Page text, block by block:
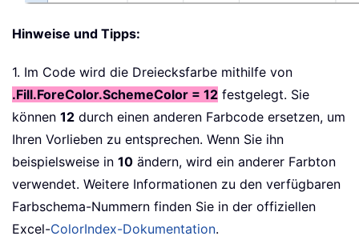
Hinweise und Tipps:
1. Im Code wird die Dreiecksfarbe mithilfe von
.Fill.ForeColor.SchemeColor = 12 festgelegt. Sie
können 12 durch einen anderen Farbcode ersetzen, um
Ihren Vorlieben zu entsprechen. Wenn Sie ihn
beispielsweise in 10 ändern, wird ein anderer Farbton
verwendet. Weitere Informationen zu den verfügbaren
Farbschema-Nummern finden Sie in der offiziellen
Excel-ColorIndex-Dokumentation.